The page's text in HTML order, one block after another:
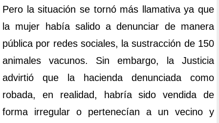
Pero la situación se tornó más llamativa ya que
la mujer había salido a denunciar de manera
pública por redes sociales, la sustracción de 150
animales vacunos. Sin embargo, la Justicia
advirtió que la hacienda denunciada como
robada, en realidad, habría sido vendida de
forma irregular o pertenecían a un vecino y